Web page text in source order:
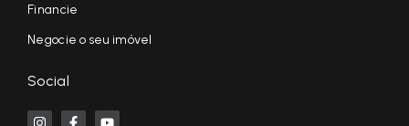
Financie
Negocie o seu imóvel
Social